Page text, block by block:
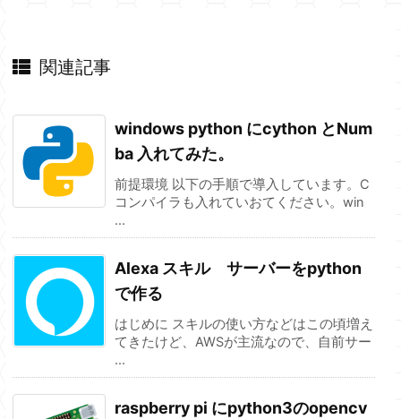
関連記事
windows python にcython とNum
ba 入れてみた。
前提環境 以下の手順で導入しています。C
コンパイラも入れていおてください。win
...
Alexa スキル サーバーをpython
で作る
はじめに スキルの使い方などはこの頃増え
てきたけど、AWSが主流なので、自前サー
...
raspberry pi にpython3のopencv